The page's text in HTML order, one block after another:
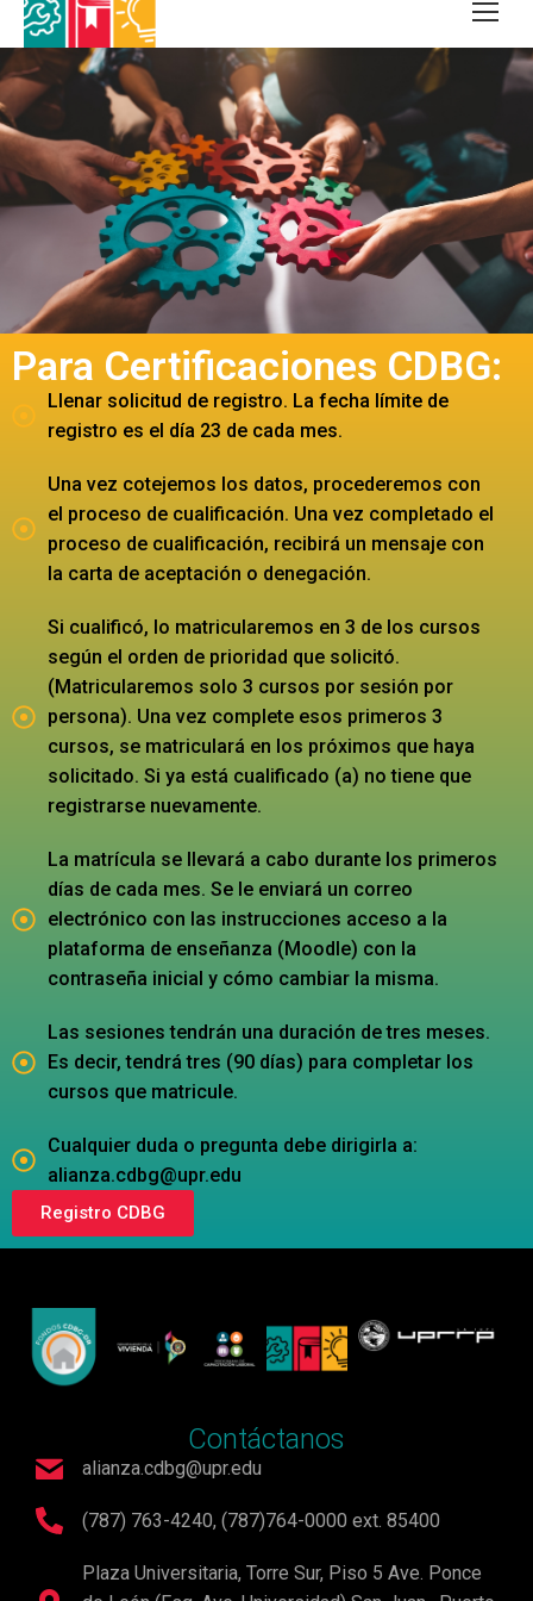
Para Certificaciones CDBG:
Llenar solicitud de registro. La fecha límite de
registro es el día 23 de cada mes.
Una vez cotejemos los datos, procederemos con
el proceso de cualificación. Una vez completado el
proceso de cualificación, recibirá un mensaje con
la carta de aceptación o denegación.
Si cualificó, lo matricularemos en 3 de los cursos
según el orden de prioridad que solicitó.
(Matricularemos solo 3 cursos por sesión por
persona). Una vez complete esos primeros 3
cursos, se matriculará en los próximos que haya
solicitado. Si ya está cualificado (a) no tiene que
registrarse nuevamente.
La matrícula se llevará a cabo durante los primeros
días de cada mes. Se le enviará un correo
electrónico con las instrucciones acceso a la
plataforma de enseñanza (Moodle) con la
contraseña inicial y cómo cambiar la misma.
Las sesiones tendrán una duración de tres meses.
Es decir, tendrá tres (90 días) para completar los
cursos que matricule.
Cualquier duda o pregunta debe dirigirla a:
alianza.cdbg@upr.edu
Registro CDBG
Contáctanos
alianza.cdbg@upr.edu​
(787) 763-4240, (787)764-0000 ext. 85400
Plaza Universitaria, Torre Sur, Piso 5 Ave. Ponce